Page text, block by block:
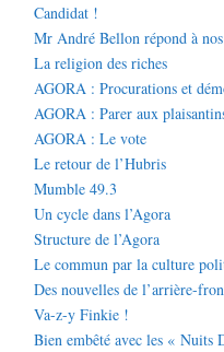
Candidat !
Mr André Bellon répond à
La religion des riches
AGORA : Procurations et
AGORA : Parer aux
AGORA : Le vote
Le retour de l’Hubris
Mumble 49.3
Un cycle dans l’Agora
Structure de l’Agora
Le commun par la culture
Des nouvelles de l’arrière-
Va-z-y Finkie !
Bien embêté avec les « Nuits